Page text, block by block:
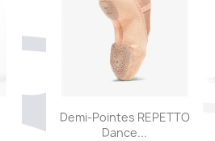
 Aperçu rapide
Demi-Pointes REPETTO
Dance...